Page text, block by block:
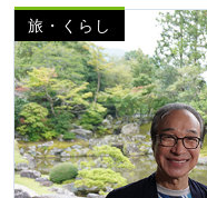
旅・くらし